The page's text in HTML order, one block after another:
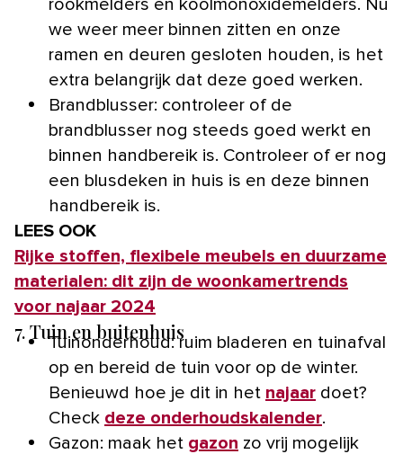
rookmelders en koolmonoxidemelders. Nu
we weer meer binnen zitten en onze
ramen en deuren gesloten houden, is het
extra belangrijk dat deze goed werken.
Brandblusser: controleer of de
brandblusser nog steeds goed werkt en
binnen handbereik is. Controleer of er nog
een blusdeken in huis is en deze binnen
handbereik is.
LEES OOK
Rijke stoffen, flexibele meubels en duurzame
materialen: dit zijn de woonkamertrends
voor najaar 2024
7. Tuin en buitenhuis
Tuinonderhoud: ruim bladeren en tuinafval
op en bereid de tuin voor op de winter.
Benieuwd hoe je dit in het najaar doet?
Check deze onderhoudskalender.
Gazon: maak het gazon zo vrij mogelijk